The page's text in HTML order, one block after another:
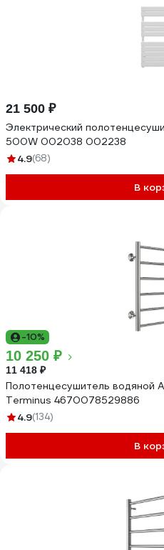
21 500 ₽
Электрический
500W 002038 002238
4.9(68)
В
-10%
10 250 ₽
11 418 ₽
Полотенцесушитель
Terminus 4670078529886
4.9(134)
В